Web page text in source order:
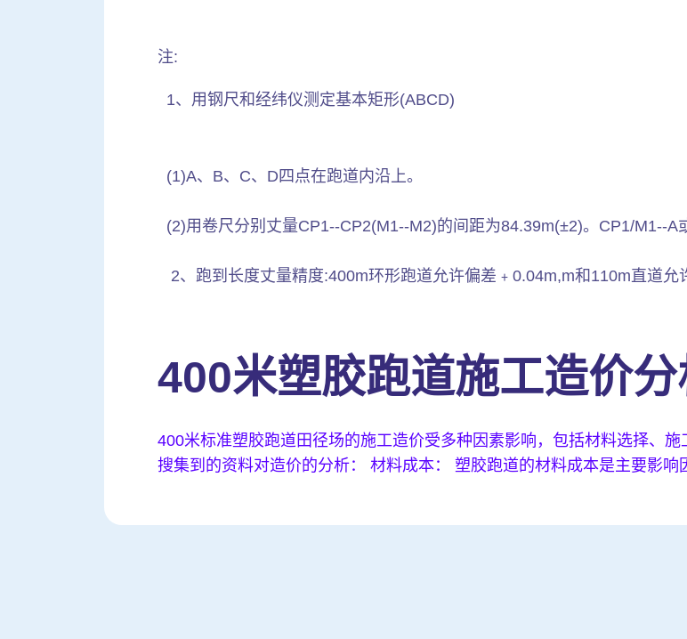
注:
1、用钢尺和经纬仪测定基本矩形(ABCD)
(1)A、B、C、D四点在跑道内沿上。
(2)用卷尺分别丈量CP1--CP2(M1--M2)的间距为84.39m(±2)。CP1/M1--A
2、跑到长度丈量精度:400m环形跑道允许偏差﹢0.04m,m和110m直道允
400米塑胶跑道施工造价
400米标准塑胶跑道田径场的施工造价受多种因素影响，包括材料选择、
搜集到的资料对造价的分析： 材料成本： 塑胶跑道的材料成本是主要影响